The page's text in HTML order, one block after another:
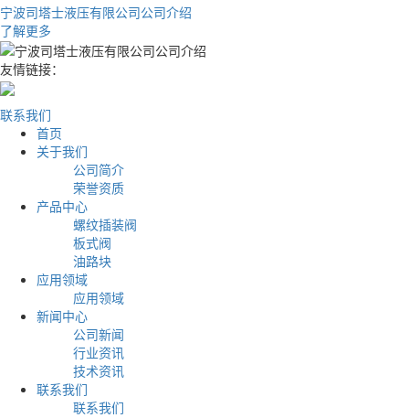
宁波司塔士液压有限公司公司介绍
了解更多
友情链接：
联系我们
首页
关于我们
公司简介
荣誉资质
产品中心
螺纹插装阀
板式阀
油路块
应用领域
应用领域
新闻中心
公司新闻
行业资讯
技术资讯
联系我们
联系我们